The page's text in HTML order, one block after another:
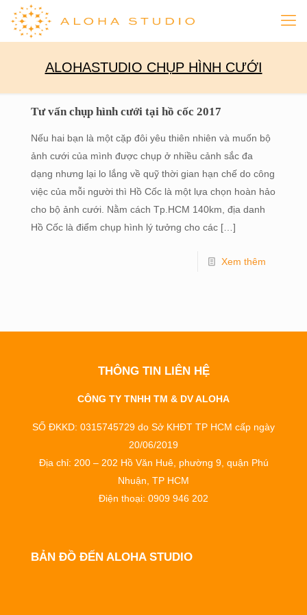
ALOHASTUDIO CHỤP HÌNH CƯỚI
Tư vấn chụp hình cưới tại hồ cốc 2017
Nếu hai bạn là một cặp đôi yêu thiên nhiên và muốn bộ
ảnh cưới của mình được chụp ở nhiều cảnh sắc đa
dạng nhưng lại lo lắng về quỹ thời gian hạn chế do công
việc của mỗi người thì Hồ Cốc là một lựa chọn hoàn hảo
cho bộ ảnh cưới. Nằm cách Tp.HCM 140km, địa danh
Hồ Cốc là điểm chụp hình lý tưởng cho các […]
Xem thêm
THÔNG TIN LIÊN HỆ
CÔNG TY TNHH TM & DV ALOHA
SỐ ĐKKD: 0315745729 do Sở KHĐT TP HCM cấp ngày
20/06/2019
Địa chỉ: 200 – 202 Hồ Văn Huê, phường 9, quận Phú
Nhuận, TP HCM
Điện thoại: 0909 946 202
BẢN ĐỒ ĐẾN ALOHA STUDIO